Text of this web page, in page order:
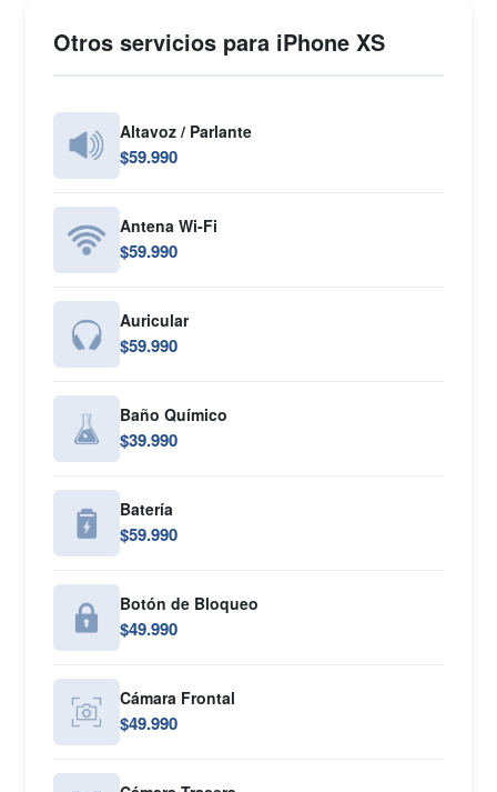
Otros servicios para iPhone XS
Altavoz / Parlante
$59.990
Antena Wi-Fi
$59.990
Auricular
$59.990
Baño Químico
$39.990
Batería
$59.990
Botón de Bloqueo
$49.990
Cámara Frontal
$49.990